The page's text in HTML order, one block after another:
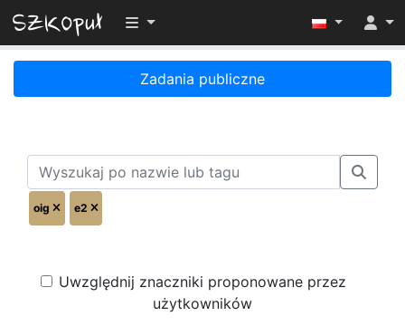
Przełącz widoczność menu
Zadania publiczne
oig e2
Uwzględnij znaczniki proponowane przez
użytkowników